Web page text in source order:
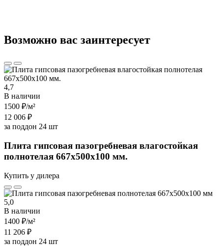
Возможно вас заинтересует
4,7
В наличии
1500 ₽/м²
12 006 ₽
за поддон 24 шт
Плита гипсовая пазогребневая влагостойкая
полнотелая 667х500х100 мм.
Купить у дилера
5,0
В наличии
1400 ₽/м²
11 206 ₽
за поддон 24 шт